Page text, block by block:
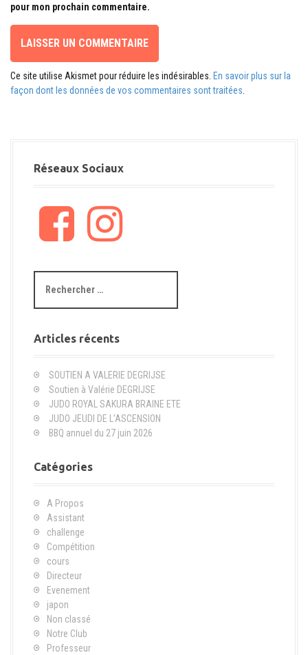
pour mon prochain commentaire.
Ce site utilise Akismet pour réduire les indésirables. En savoir plus sur la
façon dont les données de vos commentaires sont traitées
Réseaux Sociaux
F
c
o
k
a
c
e
h
e
p
o
u
Articles récents
SOUTIEN A VALERIE DEGRIJSE
Soutien à Valérie DEGRIJSE
JUDO ROYAL SAKURA BRAINE ETE
JUDO JEUDI DE L’ASCENSION
BBQ annuel du 27 juin 2026
Catégories
A Propos
Assistant
challenge
Compétition
cours
Directeur
Evenement
japon
Non classé
Notre Club
Professeur